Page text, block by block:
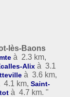
lès-Baons
à 2.3 km,
Alix à 3.1
à 3.6 km,
4.1 km,Saint-
à 4.7 km. "